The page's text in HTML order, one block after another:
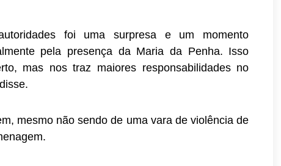
foi uma surpresa e um momento
pela presença da Maria da Penha. Isso
mas nos traz maiores responsabilidades no
mesmo não sendo de uma vara de violência de